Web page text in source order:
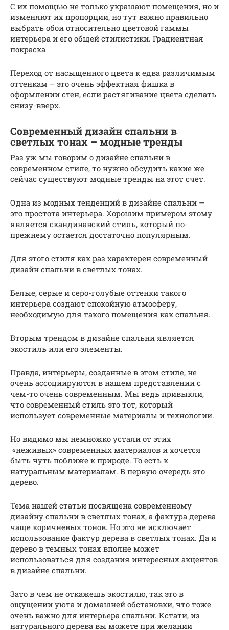
С их помощью не только украшают помещения, но и
изменяют их пропорции, но тут важно правильно
выбрать обои относительно цветовой гаммы
интерьера и его общей стилистики. Градиентная
покраска
Переход от насыщенного цвета к едва различимым
оттенкам – это очень эффектная фишка в
оформлении стен, если растягивание цвета сделать
снизу-вверх.
Современный дизайн спальни в
светлых тонах – модные тренды
Раз уж мы говорим о дизайне спальни в
современном стиле, то нужно обсудить какие же
сейчас существуют модные тренды на этот счет.
Одна из модных тенденций в дизайне спальни —
это простота интерьера. Хорошим примером этому
является скандинавский стиль, который по-
прежнему остается достаточно популярным.
Для этого стиля как раз характерен современный
дизайн спальни в светлых тонах.
Белые, серые и серо-голубые оттенки такого
интерьера создают спокойную атмосферу,
необходимую для такого помещения как спальня.
Вторым трендом в дизайне спальни является
экостиль или его элементы.
Правда, интерьеры, созданные в этом стиле, не
очень ассоциируются в нашем представлении с
чем-то очень современным. Мы ведь привыкли,
что современный стиль это тот, который
использует современные материалы и технологии.
Но видимо мы немножко устали от этих
«неживых» современных материалов и хочется
быть чуть поближе к природе. То есть к
натуральным материалам. В первую очередь это
дерево.
Тема нашей статьи посвящена современному
дизайну спальни в светлых тонах, а фактура дерева
чаще коричневых тонов. Но это не исключает
использование фактур дерева в светлых тонах. Да и
дерево в темных тонах вполне может
использоваться для создания интересных акцентов
в дизайне спальни.
Зато в чем не откажешь экостилю, так это в
ощущении уюта и домашней обстановки, что тоже
очень важно для интерьера спальни. Кстати, из
натурального дерева вы можете при желании